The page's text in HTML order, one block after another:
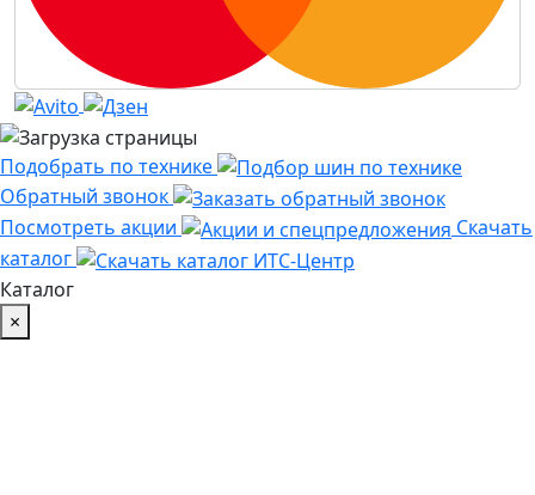
Подобрать по технике
Обратный звонок
Посмотреть акции
Скачать
каталог
Каталог
×